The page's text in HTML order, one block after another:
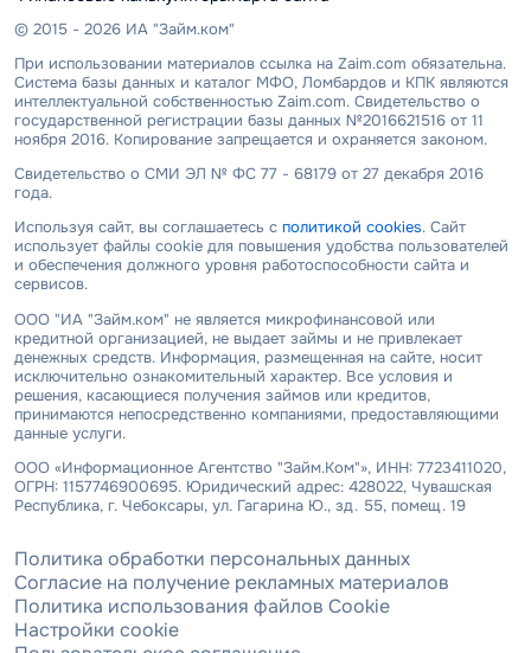
© 2015 - 2026 ИА "Займ.ком"
При использовании материалов ссылка на Zaim.com обязательна.
Система базы данных и каталог МФО, Ломбардов и КПК являются
интеллектуальной собственностью Zaim.com. Свидетельство о
государственной регистрации базы данных №2016621516 от 11
ноября 2016. Копирование запрещается и охраняется законом.
Свидетельство о СМИ ЭЛ № ФС 77 - 68179 от 27 декабря 2016
года.
Используя сайт, вы соглашаетесь с политикой cookies. Сайт
использует файлы cookie для повышения удобства пользователей
и обеспечения должного уровня работоспособности сайта и
сервисов.
ООО "ИА "Займ.ком" не является микрофинансовой или
кредитной организацией, не выдает займы и не привлекает
денежных средств. Информация, размещенная на сайте, носит
исключительно ознакомительный характер. Все условия и
решения, касающиеся получения займов или кредитов,
принимаются непосредственно компаниями, предоставляющими
данные услуги.
ООО «Информационное Агентство "Займ.Ком"», ИНН: 7723411020,
ОГРН: 1157746900695. Юридический адрес: 428022, Чувашская
Республика, г. Чебоксары, ул. Гагарина Ю., зд. 55, помещ. 19
Политика обработки персональных данных
Согласие на получение рекламных материалов
Политика использования файлов Cookie
Настройки cookie